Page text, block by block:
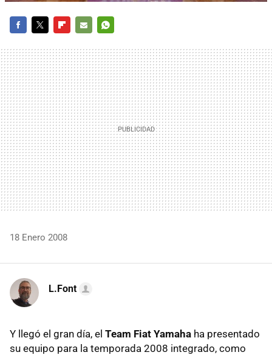
MAIL
18 Enero 2008
L.Font
Y llegó el gran día, el Team Fiat Yamaha ha presentado
su equipo para la temporada 2008 integrado, como